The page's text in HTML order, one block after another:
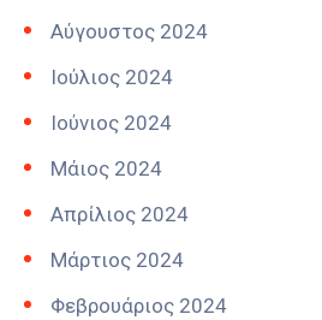
Αύγουστος 2024
Ιούλιος 2024
Ιούνιος 2024
Μάιος 2024
Απρίλιος 2024
Μάρτιος 2024
Φεβρουάριος 2024